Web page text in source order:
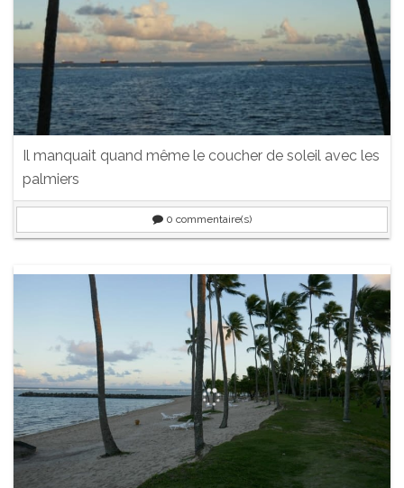
Il manquait quand même le coucher de soleil avec les
palmiers
0 commentaire(s)